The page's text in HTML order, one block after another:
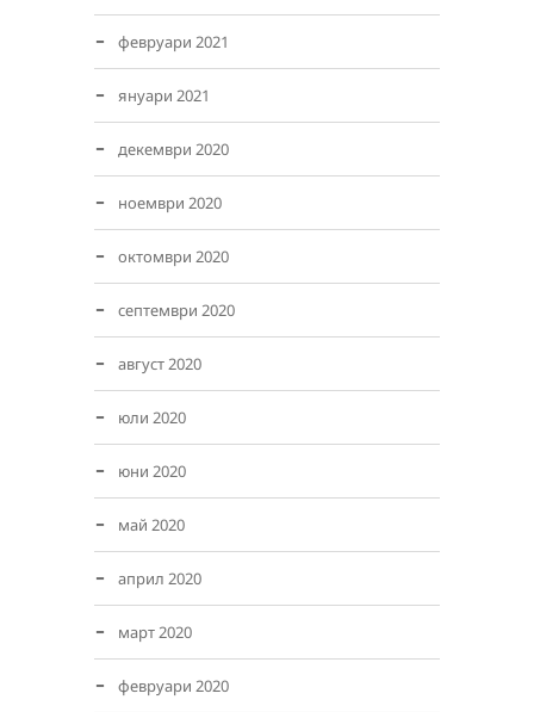
февруари 2021
януари 2021
декември 2020
ноември 2020
октомври 2020
септември 2020
август 2020
юли 2020
юни 2020
май 2020
април 2020
март 2020
февруари 2020